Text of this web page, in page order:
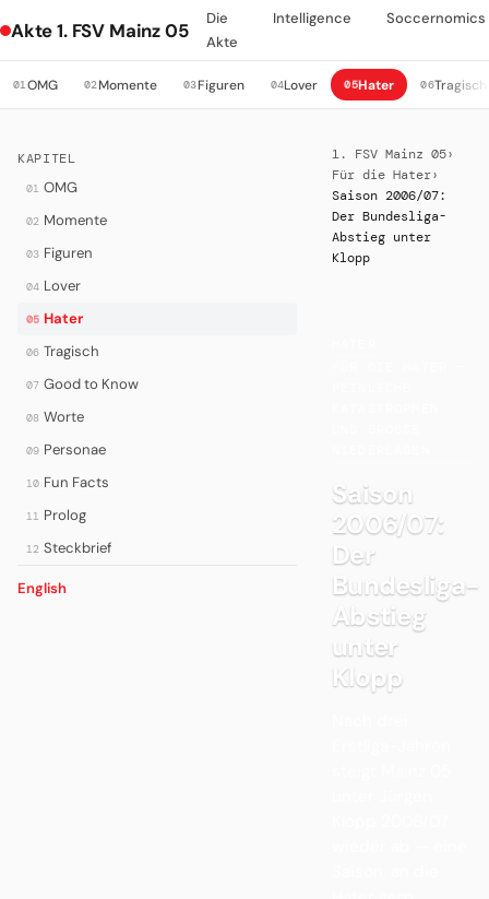
Akte 1. FSV Mainz 05
Die
Akte
Intelligence Soccernomics
01OMG 02Momente 03Figuren 04Lover 05Hater 06Tragisch
KAPITEL
01 OMG
02 Momente
03 Figuren
04 Lover
05 Hater
06 Tragisch
07 Good to Know
08 Worte
09 Personae
10 Fun Facts
11 Prolog
12 Steckbrief
English
1. FSV Mainz 05›
Für die Hater›
Saison 2006/07:
Der Bundesliga-
Abstieg unter
Klopp
Saison
2006/07:
Der
Bundesliga-
Abstieg
unter
Klopp